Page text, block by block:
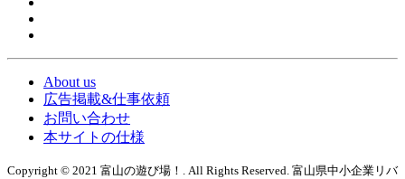
About us
広告掲載&仕事依頼
お問い合わせ
本サイトの仕様
Copyright © 2021 富山の遊び場！. All Rights Reserved. 富山県中小企業リバ